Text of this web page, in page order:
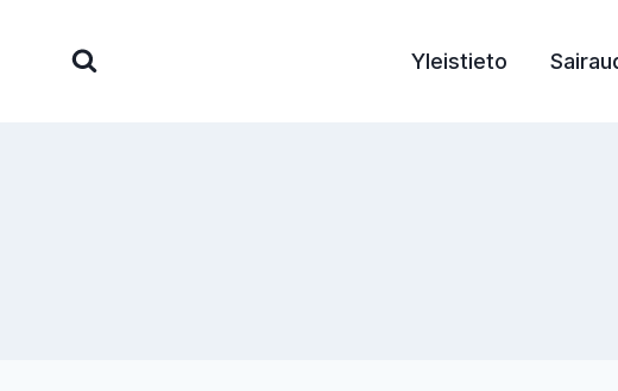
sisältöön
Yleistieto